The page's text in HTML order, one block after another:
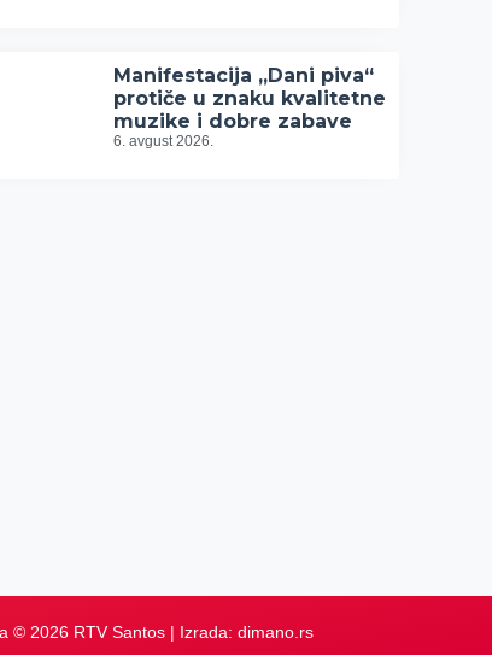
Manifestacija „Dani piva“
protiče u znaku kvalitetne
muzike i dobre zabave
6. avgust 2026.
© 2026 RTV Santos | Izrada: dimano.rs